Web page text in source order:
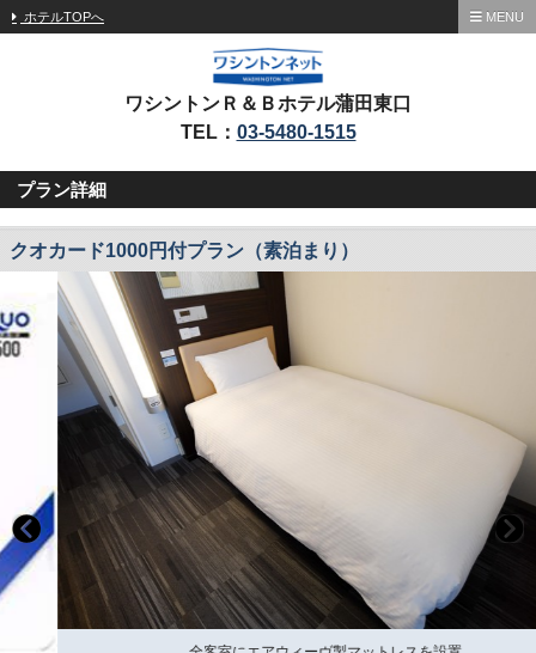
ホテルTOPへ MENU
ワシントンＲ＆Ｂホテル蒲田東口
TEL： 03-5480-1515
プラン詳細
クオカード1000円付プラン（素泊まり）